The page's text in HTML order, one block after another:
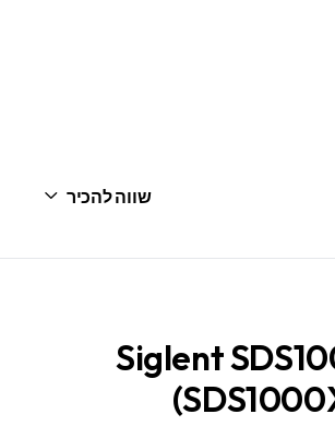
שווה להכיר
Siglent